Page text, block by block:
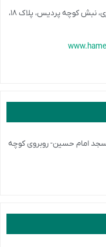
همدان، خیابان بوعلی، انتهای کوچه دادگستری، نبش کوچه پردیس، پلاک ۱۸،
مسجد امام حسین- روبروی کوچه